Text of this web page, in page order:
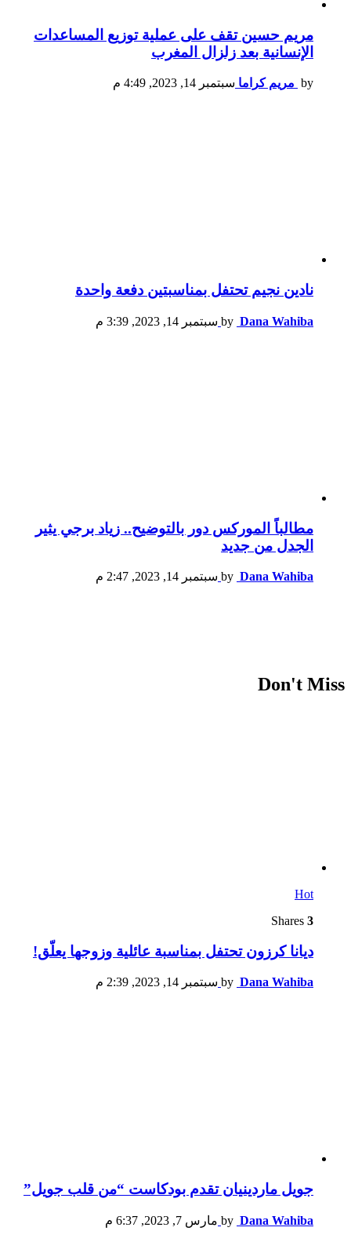
مريم حسين تقف على عملية توزيع المساعدات
الإنسانية بعد زلزال المغرب
by مريم كراما سبتمبر 14, 2023, 4:49 م
نادين نجيم تحتفل بمناسبتين دفعة واحدة
by Dana Wahiba سبتمبر 14, 2023, 3:39 م
مطالباً الموركس دور بالتوضيح.. زياد برجي يثير
الجدل من جديد
by Dana Wahiba سبتمبر 14, 2023, 2:47 م
Don't Miss
Hot
3
ديانا كرزون تحتفل بمناسبة عائلية وزوجها يعلّق!
by Dana Wahiba سبتمبر 14, 2023, 2:39 م
جويل ماردينيان تقدم بودكاست “من قلب جويل”
by Dana Wahiba مارس 7, 2023, 6:37 م